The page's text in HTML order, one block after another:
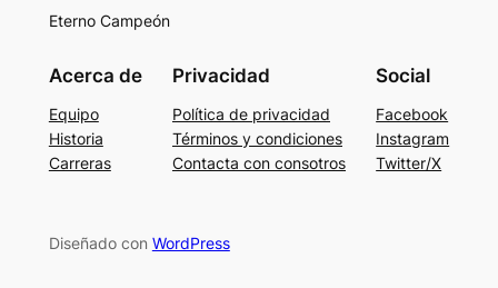
Eterno Campeón
Acerca de
Equipo
Historia
Carreras
Privacidad
Política de privacidad
Términos y condiciones
Contacta con consotros
Social
Facebook
Instagram
Twitter/X
Diseñado con WordPress